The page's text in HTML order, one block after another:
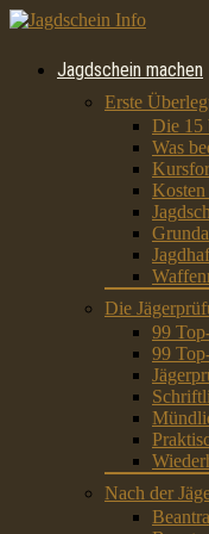
Jagdschein machen
Erste
Die 15
Was
Kosten
Die
99
99
Nach der